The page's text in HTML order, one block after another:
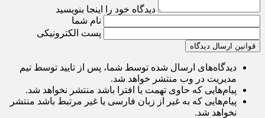
دیدگاه خود را اینجا بنویسید
نام شما
پست الکترونیکی
قوانین ارسال دیدگاه
دیدگاه‌های ارسال شده توسط شما، پس از تایید توسط تیم
مدیریت در وب منتشر خواهد شد.
پیام‌هایی که حاوی تهمت یا افترا باشد منتشر نخواهد شد.
پیام‌هایی که به غیر از زبان فارسی یا غیر مرتبط باشد منتشر
نخواهد شد.